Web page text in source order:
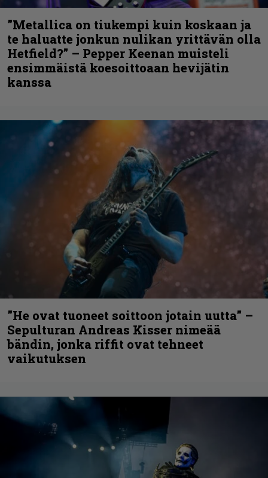
”Metallica on tiukempi kuin koskaan ja
te haluatte jonkun nulikan yrittävän olla
Hetfield?” – Pepper Keenan muisteli
ensimmäistä koesoittoaan hevijätin
kanssa
”He ovat tuoneet soittoon jotain uutta” –
Sepulturan Andreas Kisser nimeää
bändin, jonka riffit ovat tehneet
vaikutuksen